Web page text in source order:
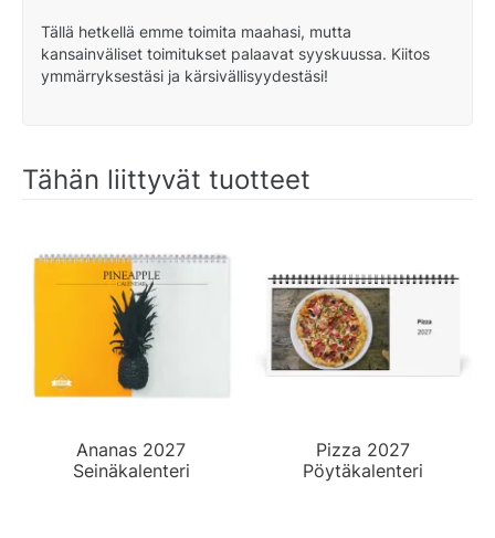
Tällä hetkellä emme toimita maahasi, mutta
kansainväliset toimitukset palaavat syyskuussa. Kiitos
ymmärryksestäsi ja kärsivällisyydestäsi!
Tähän liittyvät tuotteet
Ananas 2027
Seinäkalenteri
Pizza 2027
Pöytäkalenteri